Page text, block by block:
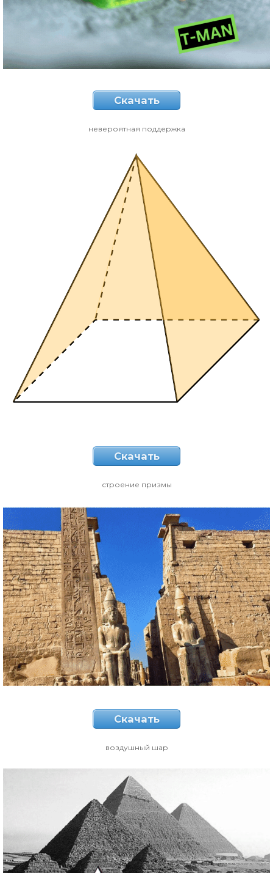
Скачать
невероятная поддержка
Скачать
строение призмы
Скачать
воздушный шар